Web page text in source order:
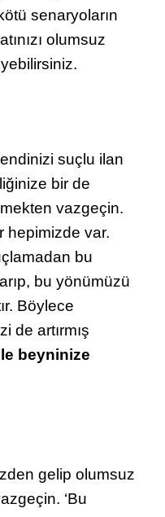
senaryoların
olumsuz
suçlu ilan
bir de
vazgeçin.
hepimizde var.
bu
bu yönümüzü
Böylece
de artırmış
beyninize
gelip olumsuz
‘Bu